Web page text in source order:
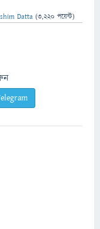
Datta (3,220 পয়েন্ট)